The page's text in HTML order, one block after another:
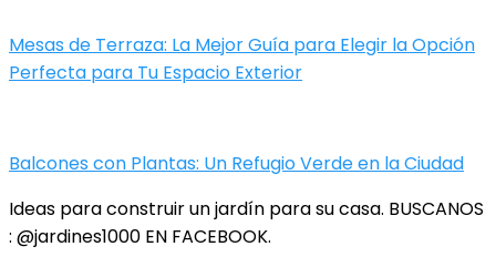
Mesas de Terraza: La Mejor Guía para Elegir la Opción
Perfecta para Tu Espacio Exterior
Balcones con Plantas: Un Refugio Verde en la Ciudad
Ideas para construir un jardín para su casa. BUSCANOS
: @jardines1000 EN FACEBOOK.